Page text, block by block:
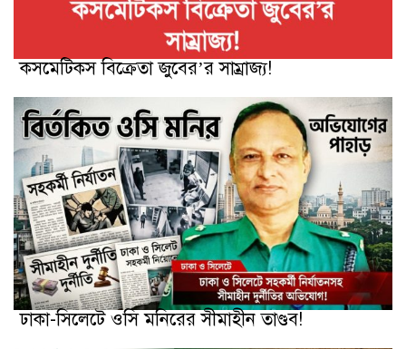
কসমেটিকস বিক্রেতা জুবের’র সাম্রাজ্য!
ঢাকা-সিলেটে ওসি মনিরের সীমাহীন তাণ্ডব!